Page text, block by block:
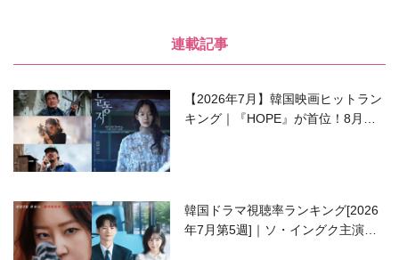
連載記事
【2026年7月】韓国映画ヒットラン
キング｜『HOPE』が首位！8月公
韓国ドラマ視聴率ランキング[2026
年7月第5週]｜ソ・イングク主演の